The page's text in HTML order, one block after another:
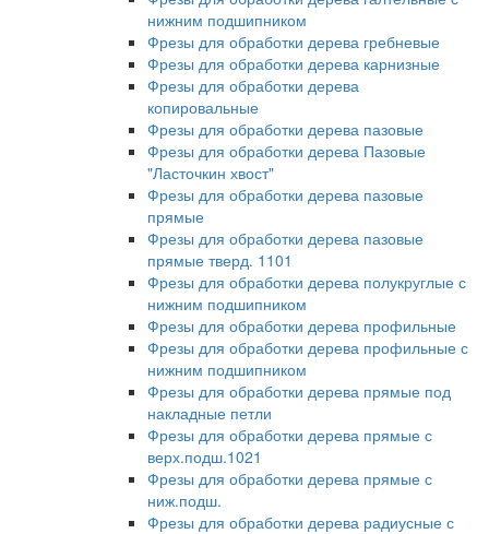
нижним подшипником
Фрезы для обработки дерева гребневые
Фрезы для обработки дерева карнизные
Фрезы для обработки дерева
копировальные
Фрезы для обработки дерева пазовые
Фрезы для обработки дерева Пазовые
"Ласточкин хвост"
Фрезы для обработки дерева пазовые
прямые
Фрезы для обработки дерева пазовые
прямые тверд. 1101
Фрезы для обработки дерева полукруглые с
нижним подшипником
Фрезы для обработки дерева профильные
Фрезы для обработки дерева профильные с
нижним подшипником
Фрезы для обработки дерева прямые под
накладные петли
Фрезы для обработки дерева прямые с
верх.подш.1021
Фрезы для обработки дерева прямые с
ниж.подш.
Фрезы для обработки дерева радиусные с